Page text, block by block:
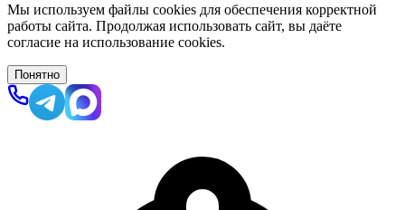
Мы используем файлы cookies для обеспечения корректной
работы сайта. Продолжая использовать сайт, вы даёте
согласие на использование cookies.
Понятно